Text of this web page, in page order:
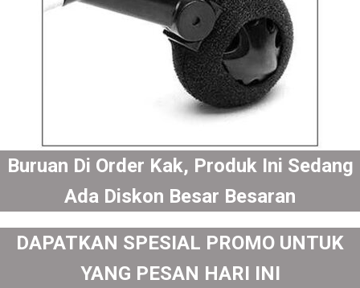
Buruan Di Order Kak, Produk Ini Sedang
Ada Diskon Besar Besaran
DAPATKAN SPESIAL PROMO UNTUK
YANG PESAN HARI INI